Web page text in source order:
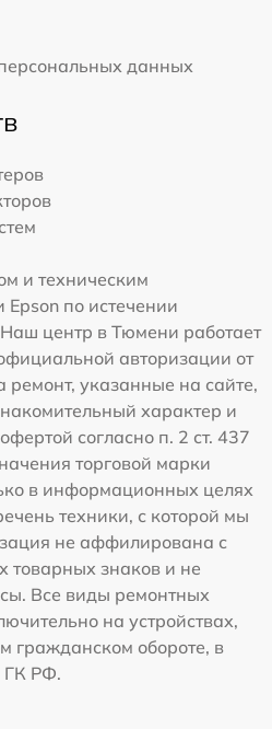
данных
и техническим
по истечении
центр в Тюмени работает
авторизации от
указанные на сайте,
характер и
согласно п. 2 ст. 437
торговой марки
в информационных целях
техники, с которой мы
не аффилирована с
товарных знаков и не
Все виды ремонтных
на устройствах,
гражданском обороте, в
ГК РФ.